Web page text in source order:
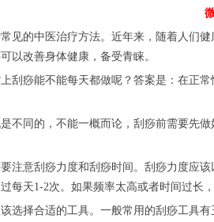
见的中医治疗方法。近年来，随着人们
以改善身体健康，备受青睐。
刮痧能不能每天都做呢？答案是：在正
不同的，不能一概而论，刮痧前需要先
注意刮痧力度和刮痧时间。刮痧力度应
每天1-2次。如果频率太高或者时间过长
选择合适的工具。一般常用的刮痧工具